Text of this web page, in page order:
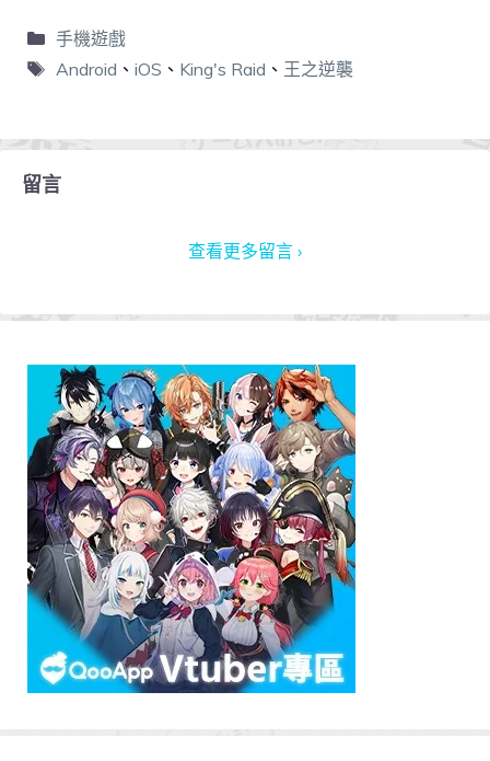
手機遊戲
Android 、 iOS 、 King's Raid 、 王之逆襲
留言
查看更多留言 ›